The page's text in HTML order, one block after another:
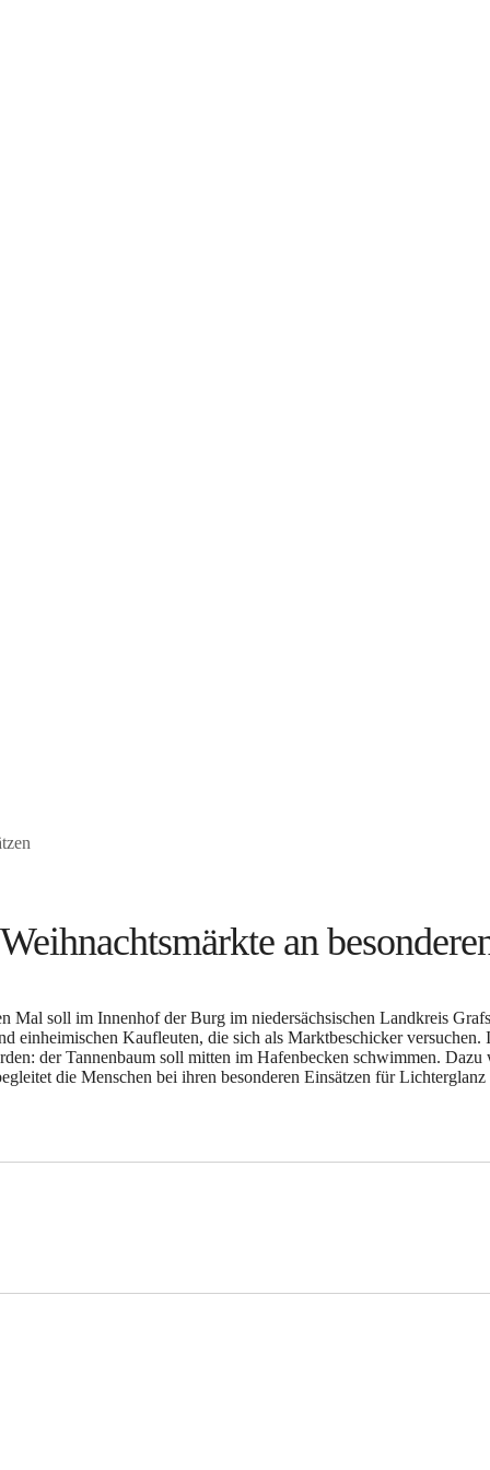
an
Mal soll im Innenhof der Burg im niedersächsischen Landkreis
einheimischen Kaufleuten, die sich als Marktbeschicker
der Tannenbaum soll mitten im Hafenbecken schwimmen.
die Menschen bei ihren besonderen Einsätzen für